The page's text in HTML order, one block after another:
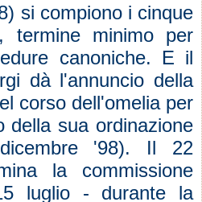
si compiono i cinque
termine minimo per
canoniche. E il
dà l'annuncio della
corso dell'omelia per
della sua ordinazione
'98). Il 22
la commissione
luglio - durante la